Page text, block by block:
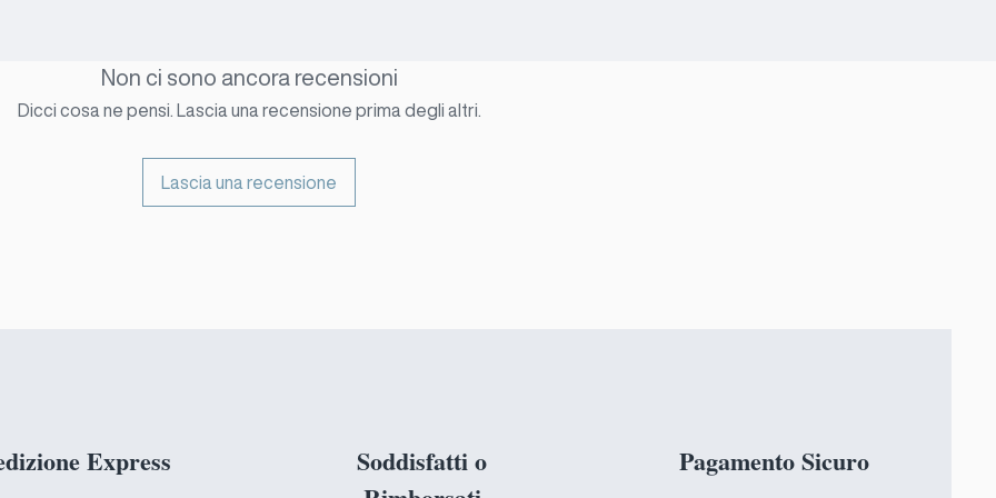
Non ci sono ancora recensioni
Dicci cosa ne pensi. Lascia una recensione prima degli altri.
Lascia una recensione
Express
Soddisfatti o
Pagamento Sicuro